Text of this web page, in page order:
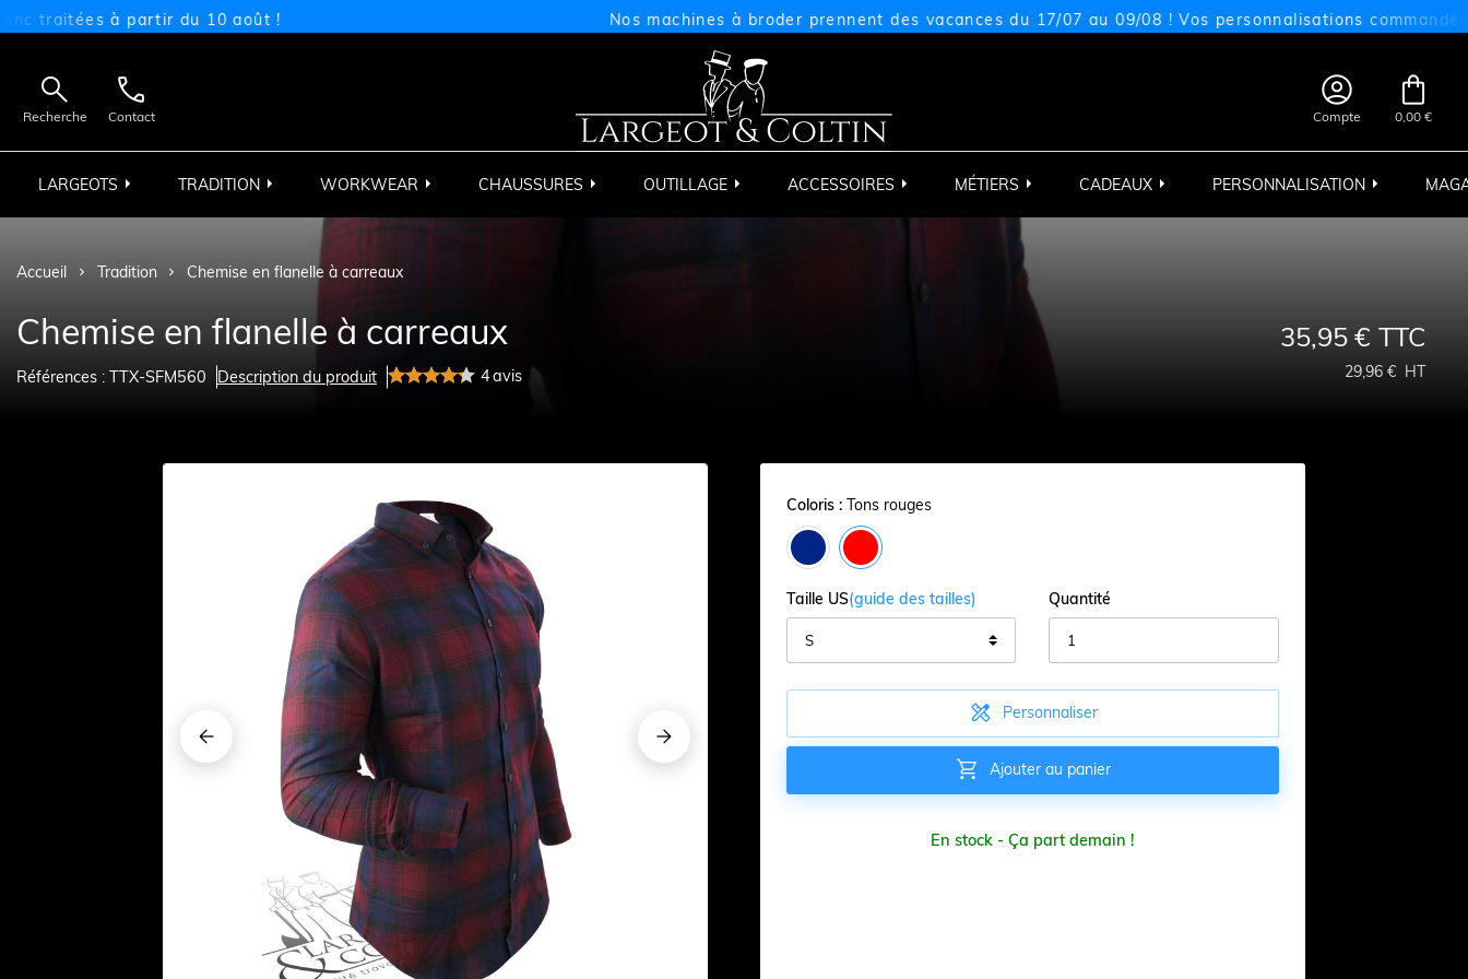
à partir du 10 août ! Nos machines à broder prennent des vacances du 17/07 au 09/08 ! Vos personnalisations commandées

Recherche

Contact

Compte

0,00 €
LARGEOTS TRADITION WORKWEAR CHAUSSURES OUTILLAGE ACCESSOIRES MÉTIERS CADEAUX PERSONNALISATION
Accueil Tradition Chemise en flanelle à carreaux
Chemise en flanelle à carreaux
Références : TTX-SFM560 Description du produit 4avis
35,95 € TTC
29,96 € HT
 
 
 
 
 
 
Coloris : Tons rouges
Taille US(guide des tailles) Quantité
 Personnaliser
 Ajouter au panier
En stock - Ça part demain !